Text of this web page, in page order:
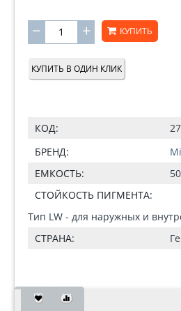
+
− КУПИТЬ
КУПИТЬ В ОДИН КЛИК
КОД:
БРЕНД:
ЕМКОСТЬ:
СТОЙКОСТЬ ПИГМЕНТА:
Тип LW - для наружных и
СТРАНА: